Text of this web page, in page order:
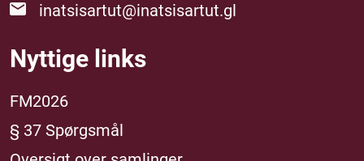
inatsisartut@inatsisartut.gl
Nyttige links
FM2026
§ 37 Spørgsmål